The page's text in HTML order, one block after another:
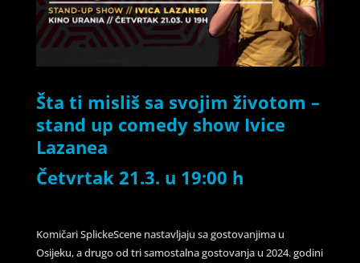
Šta ti misliš sa svojim životom –
stand up comedy show Ivice
Lazanea
Četvrtak 21.3. u 19:00 h
Komičari SplickeScene nastavljaju sa gostovanjima u
Osijeku, a drugo od tri samostalna gostovanja u 2024. godini